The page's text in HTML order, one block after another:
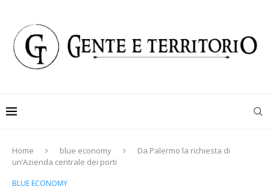
Home blue economy
Da Palermo la richiesta di
un’Azienda centrale dei porti
BLUE ECONOMY